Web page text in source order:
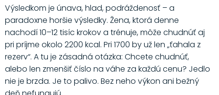
Výsledkom je únava, hlad, podráždenosť – a
paradoxne horšie výsledky. Žena, ktorá denne
nachodí 10–12 tisíc krokov a trénuje, môže chudnúť aj
pri príjme okolo 2200 kcal. Pri 1700 by už len „ťahala z
rezerv“. A tu je zásadná otázka: Chcete chudnúť,
alebo len zmenšiť číslo na váhe za každú cenu? Jedlo
nie je brzda. Je to palivo. Bez neho výkon ani bežný